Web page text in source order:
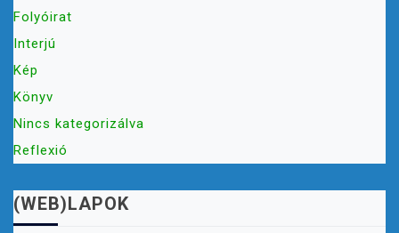
Folyóirat
Interjú
Kép
Könyv
Nincs kategorizálva
Reflexió
(WEB)LAPOK